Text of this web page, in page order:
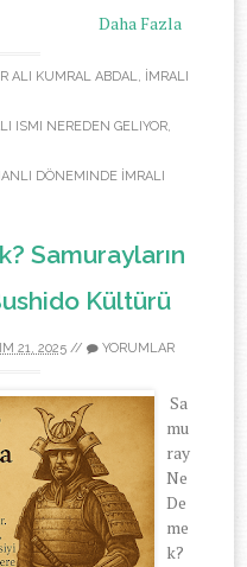
Daha Fazla
ALI KUMRAL ABDAL, İMRALI
ISMI NEREDEN GELIYOR,
DÖNEMINDE İMRALI
Samurayların
Kültürü
21, 2025// YORUMLAR
Sa
mu
ray
Ne
De
me
k?